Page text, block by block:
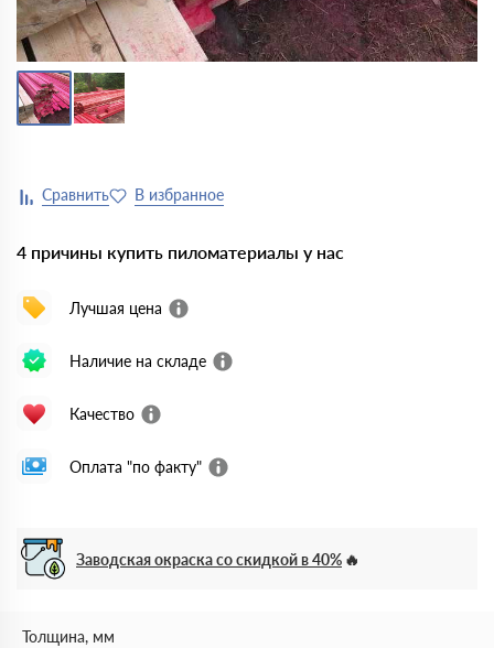
4 причины купить пиломатериалы у нас
Лучшая цена
Наличие на складе
Качество
Оплата "по факту"
Заводская окраска со скидкой в 40%
Толщина, мм